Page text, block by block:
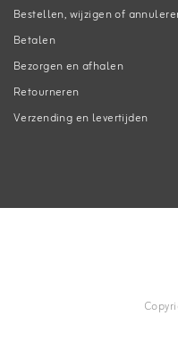
Bestellen, wijzigen of
Betalen
Bezorgen en afhalen
Retourneren
Verzending en levertijden